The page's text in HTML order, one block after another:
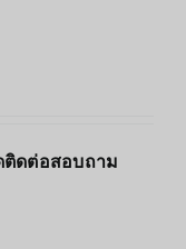
ดต่อสอบถาม